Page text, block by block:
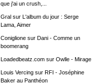
que j'ai un crush,...
Gralsur L'album du jour : Serge
Lama, Aimer
Coniglionesur Dani - Comme un
boomerang
Loadedbeatz.comsur Owlle - Mirage
Louis Vercingsur RFI - Joséphine
Baker au Panthéon